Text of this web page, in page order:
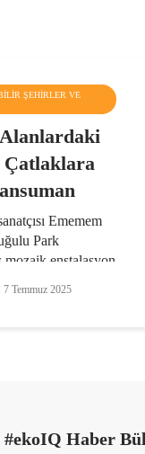
ŞEHIRLER VE
Ememem
Park
mozaik enstalasyon
(Flacking – The
7 Temmuz 2025
#ekoIQ Haber